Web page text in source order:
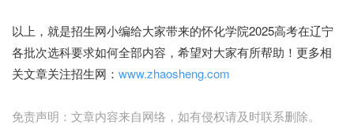
以上，就是招生网小编给大家带来的怀化学院2025高考在辽宁
各批次选科要求如何全部内容，希望对大家有所帮助！更多相
关文章关注招生网： www.zhaosheng.com
免责声明：文章内容来自网络，如有侵权请及时联系删除。